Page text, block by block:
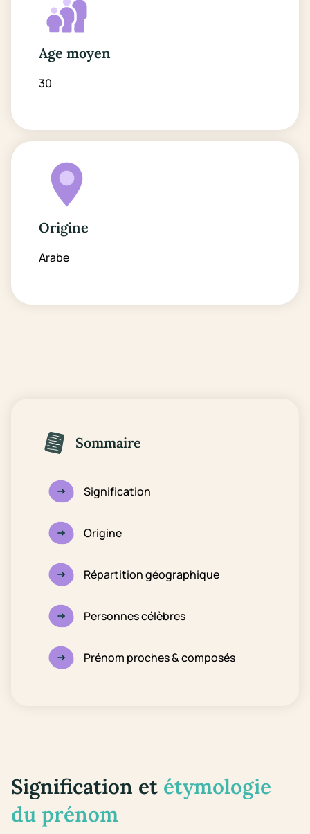
Age moyen
30
Origine
Arabe
Sommaire
Signification
Origine
Répartition géographique
Personnes célèbres
Prénom proches & composés
Signification et étymologie
du prénom